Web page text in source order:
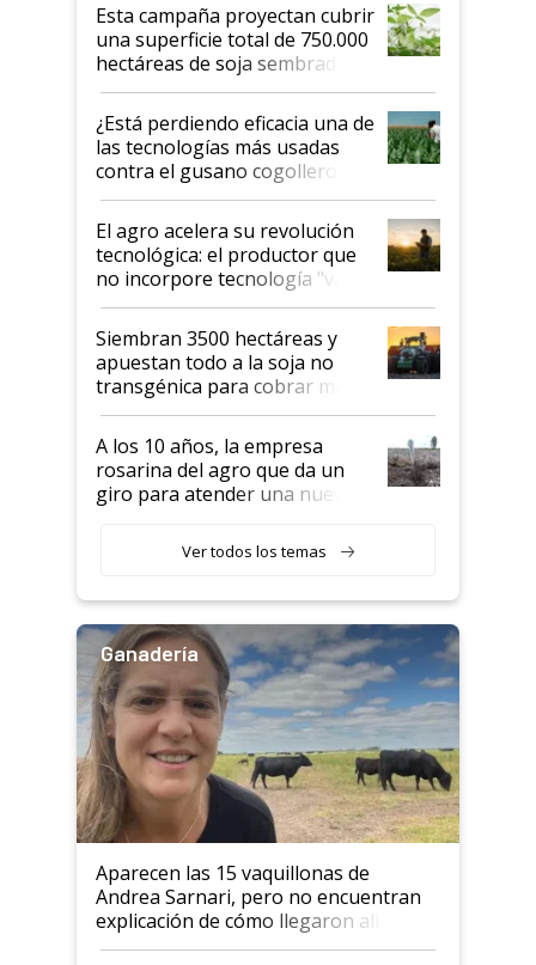
Esta campaña proyectan cubrir
una superficie total de 750.000
hectáreas de soja sembradas
con una nueva generación de
variedades que marcan un
salto tecnológico en genética y
rendimiento
¿Está perdiendo eficacia una de
las tecnologías más usadas
contra el gusano cogollero? El
desafío de una tecnología clave
El agro acelera su revolución
tecnológica: el productor que
no incorpore tecnología "va a
perder el tren"
Siembran 3500 hectáreas y
apuestan todo a la soja no
transgénica para cobrar más
por tonelada: compraron un
semillero
A los 10 años, la empresa
rosarina del agro que da un
giro para atender una nueva
Ver todos los temas
Ganadería
Aparecen las 15 vaquillonas de
Andrea Sarnari, pero no encuentran
explicación de cómo llegaron allí